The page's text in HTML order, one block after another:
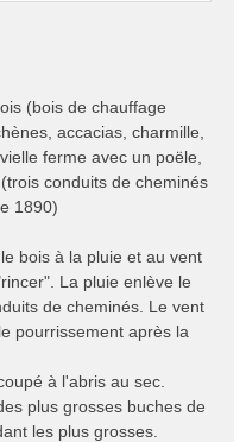
(bois de chauffage
accacias, charmille,
ferme avec un poële,
conduits de cheminés
1890)
bois à la pluie et au vent
La pluie enlève le
de cheminés. Le vent
pourrissement après la
à l'abris au sec.
plus grosses buches de
les plus grosses.